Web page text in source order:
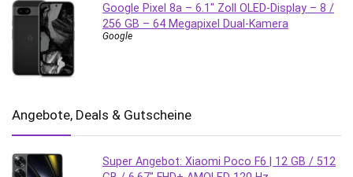
Google Pixel 8a – 6.1″ Zoll OLED-Display – 8 /
256 GB – 64 Megapixel Dual-Kamera
Google
Angebote, Deals & Gutscheine
Super Angebot: Xiaomi Poco F6 | 12 GB / 512